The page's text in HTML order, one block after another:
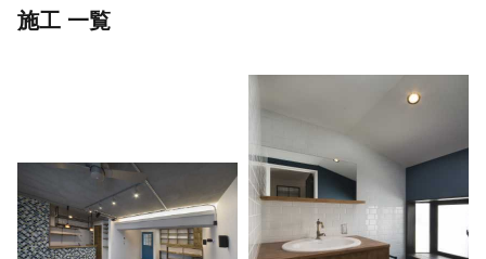
施工 一覧